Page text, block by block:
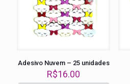
Adesivo Nuvem – 25 unidades
R$16.00